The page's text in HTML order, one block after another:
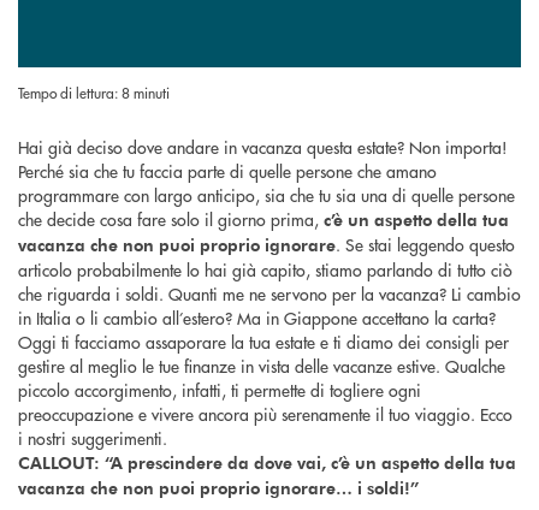
Tempo di lettura: 8 minuti
Hai già deciso dove andare in vacanza questa estate? Non importa!
Perché sia che tu faccia parte di quelle persone che amano
programmare con largo anticipo, sia che tu sia una di quelle persone
che decide cosa fare solo il giorno prima, c’è un aspetto della tua
vacanza che non puoi proprio ignorare. Se stai leggendo questo
articolo probabilmente lo hai già capito, stiamo parlando di tutto ciò
che riguarda i soldi. Quanti me ne servono per la vacanza? Li cambio
in Italia o li cambio all’estero? Ma in Giappone accettano la carta?
Oggi ti facciamo assaporare la tua estate e ti diamo dei consigli per
gestire al meglio le tue finanze in vista delle vacanze estive. Qualche
piccolo accorgimento, infatti, ti permette di togliere ogni
preoccupazione e vivere ancora più serenamente il tuo viaggio. Ecco
i nostri suggerimenti.
CALLOUT: “A prescindere da dove vai, c’è un aspetto della tua
vacanza che non puoi proprio ignorare… i soldi!”